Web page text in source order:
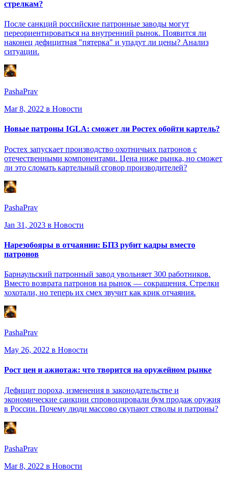
стрелкам?
После санкций российские патронные заводы могут
переориентироваться на внутренний рынок. Появится ли
наконец дефицитная "пятерка" и упадут ли цены? Анализ
ситуации.
PashaPrav
Mar 8, 2022 в Новости
Новые патроны IGLA: сможет ли Ростех обойти картель?
Ростех запускает производство охотничьих патронов с
отечественными компонентами. Цена ниже рынка, но сможет
ли это сломать картельный сговор производителей?
PashaPrav
Jan 31, 2023 в Новости
Нарезобояры в отчаянии: БПЗ рубит кадры вместо
патронов
Барнаульский патронный завод увольняет 300 работников.
Вместо возврата патронов на рынок — сокращения. Стрелки
хохотали, но теперь их смех звучит как крик отчаяния.
PashaPrav
May 26, 2022 в Новости
Рост цен и ажиотаж: что творится на оружейном рынке
Дефицит пороха, изменения в законодательстве и
экономические санкции спровоцировали бум продаж оружия
в России. Почему люди массово скупают стволы и патроны?
PashaPrav
Mar 8, 2022 в Новости